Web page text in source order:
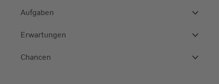
Aufgaben
Erwartungen
Chancen